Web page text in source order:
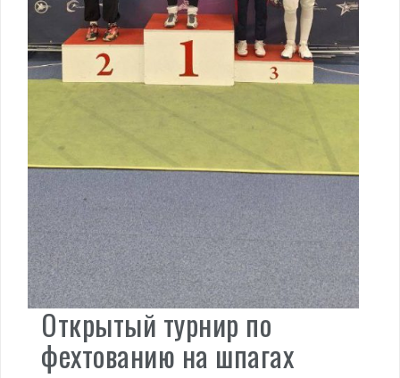
Открытый турнир по
фехтованию на шпагах